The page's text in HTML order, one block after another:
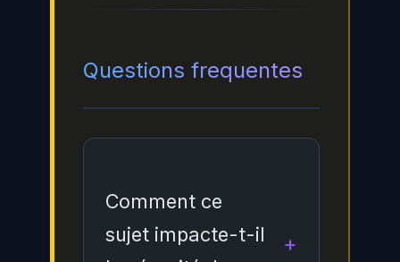
Questions frequentes
Comment ce
sujet impacte-t-il